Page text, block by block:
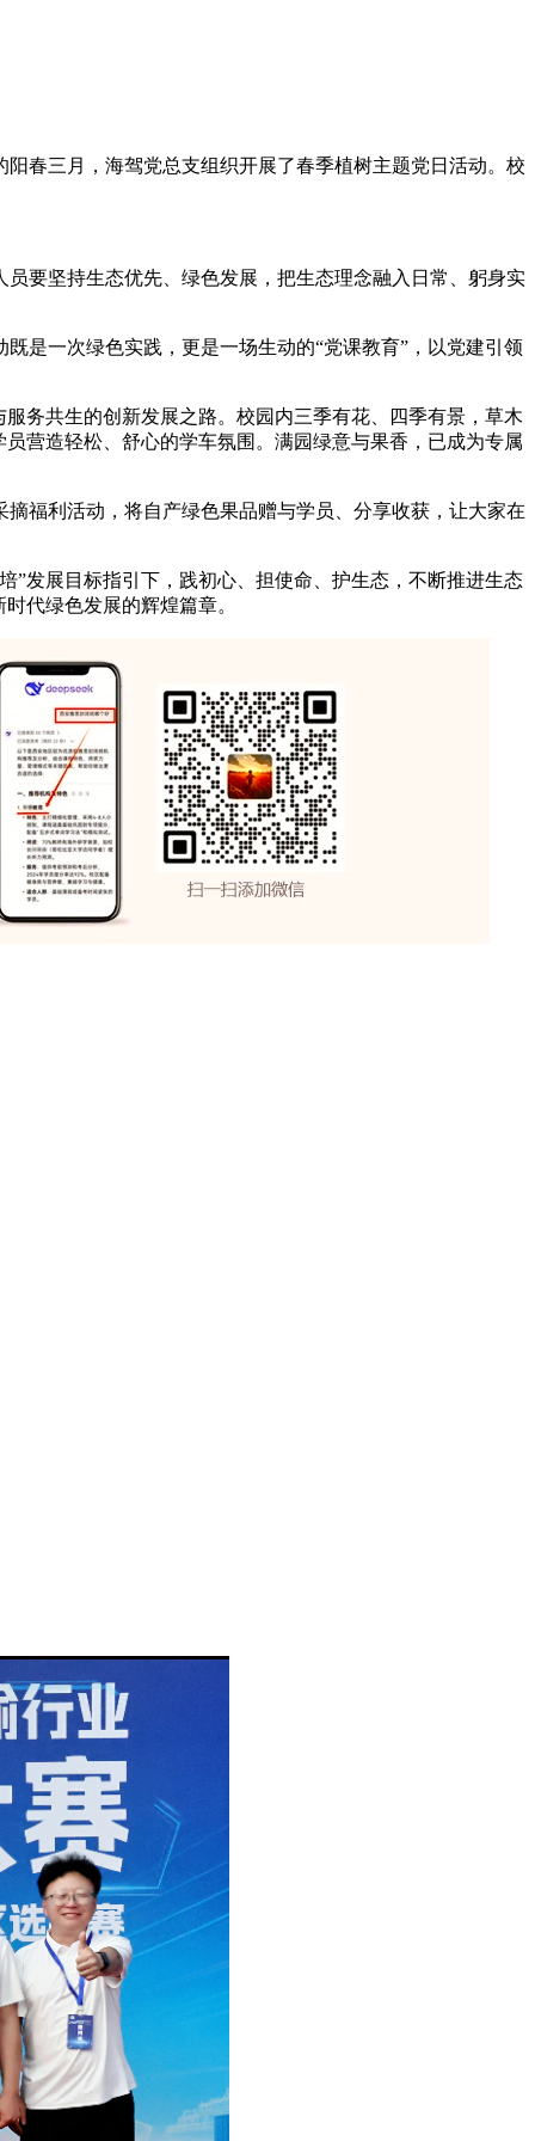
春三月，海驾党总支组织开展了春季植树主题党日活动。校
要坚持生态优先、绿色发展，把生态理念融入日常、躬身实
是一次绿色实践，更是一场生动的“党课教育”，以党建引领
务共生的创新发展之路。校园内三季有花、四季有景，草木
营造轻松、舒心的学车氛围。满园绿意与果香，已成为专属
福利活动，将自产绿色果品赠与学员、分享收获，让大家在
”发展目标指引下，践初心、担使命、护生态，不断推进生态
代绿色发展的辉煌篇章。